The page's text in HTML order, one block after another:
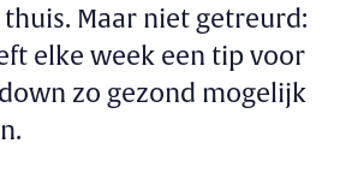
Maar niet getreurd:
elke week een tip voor
zo gezond mogelijk